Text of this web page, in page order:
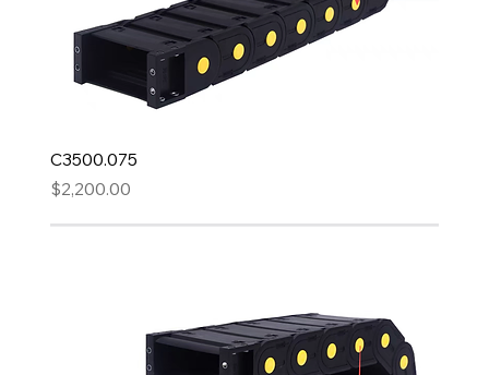
C3500.075
Precio
$2,200.00